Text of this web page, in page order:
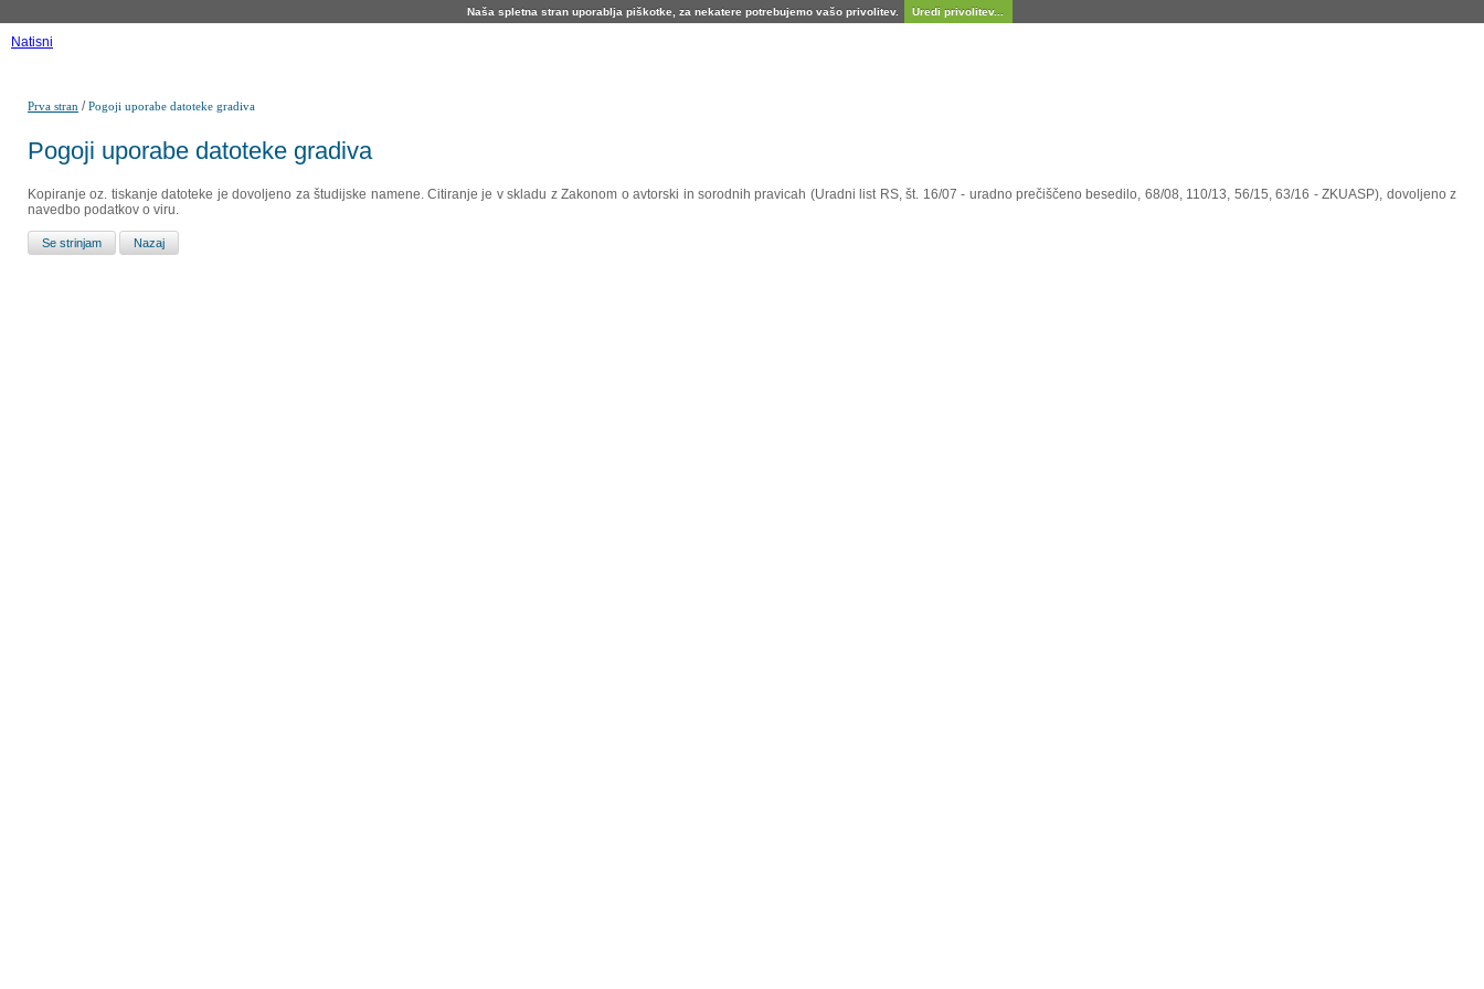
Naša spletna stran uporablja piškotke, za nekatere potrebujemo vašo privolitev. Uredi privolitev...
Natisni
Prva stran /Pogoji uporabe datoteke gradiva
Pogoji uporabe datoteke gradiva
Kopiranje oz. tiskanje datoteke je dovoljeno za študijske namene. Citiranje je v skladu z Zakonom o avtorski in sorodnih pravicah (Uradni list RS, št. 16/07 - uradno prečiščeno besedilo, 68/08, 110/13, 56/15, 63/16 - ZKUASP), dovoljeno z
navedbo podatkov o viru.